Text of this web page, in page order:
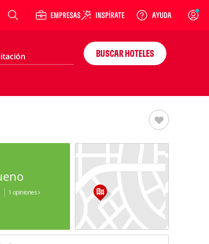
Login
BUSCAR HOTELES
1 opiniones